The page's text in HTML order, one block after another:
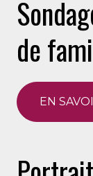
de
EN